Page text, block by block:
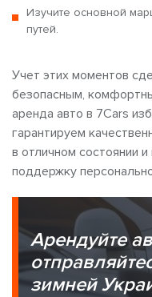
Изучите основной
путей.
Учет этих моментов
безопасным,
аренда авто в 7Cars
гарантируем
в отличном состоянии
поддержку
Арендуйте
зимней